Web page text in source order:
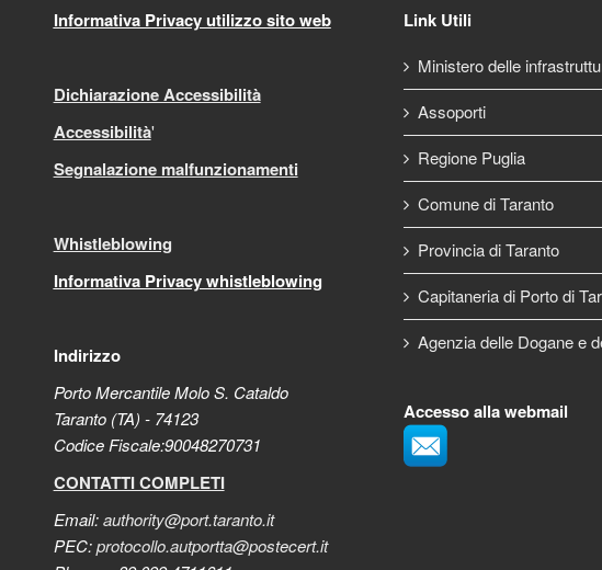
Informativa Privacy utilizzo sito web
Dichiarazione Accessibilità
Accessibilità'
Segnalazione malfunzionamenti
Whistleblowing
Informativa Privacy whistleblowing
Indirizzo
Porto Mercantile Molo S. Cataldo
Taranto (TA) - 74123
Codice Fiscale:90048270731
CONTATTI COMPLETI
Email:authority@port.taranto.it
PEC:protocollo.autportta@postecert.it
Link Utili
Ministero delle
Assoporti
Regione Puglia
Comune di Taranto
Provincia di Taranto
Capitaneria di Porto di
Agenzia delle Dogane e
Accesso alla webmail